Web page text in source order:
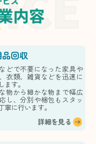
内容
回収
どで不要になった家具や
衣類、雑貨などを迅速に
ます。
物から細かな物まで幅広
し、分別や梱包もスタッ
寧に行います。
詳細を見る